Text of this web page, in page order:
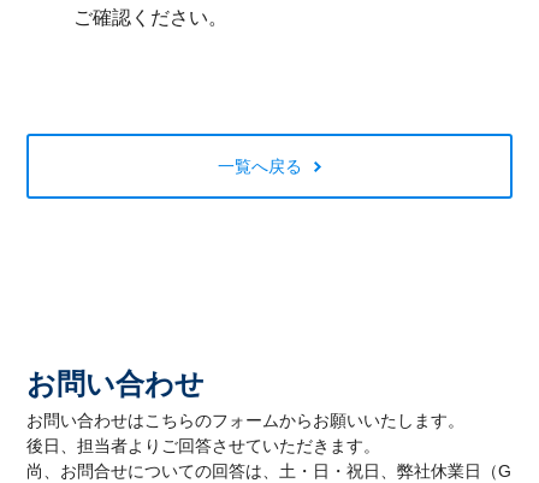
ご確認ください。
一覧へ戻る
お問い合わせ
お問い合わせはこちらのフォームからお願いいたします。
後日、担当者よりご回答させていただきます。
尚、お問合せについての回答は、土・日・祝日、弊社休業日（G